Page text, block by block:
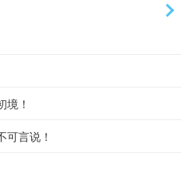
境！
言说！